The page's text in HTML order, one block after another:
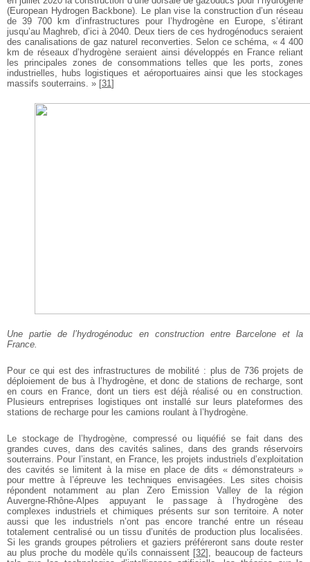
(European Hydrogen Backbone). Le plan vise la construction d’un réseau
de 39 700 km d’infrastructures pour l’hydrogène en Europe, s’étirant
jusqu’au Maghreb, d’ici à 2040. Deux tiers de ces hydrogénoducs seraient
des canalisations de gaz naturel reconverties. Selon ce schéma, « 4 400
km de réseaux d’hydrogène seraient ainsi développés en France reliant
les principales zones de consommations telles que les ports, zones
industrielles, hubs logistiques et aéroportuaires ainsi que les stockages
massifs souterrains. » [31]
Une partie de l’hydrogénoduc en construction entre Barcelone et la
France.
Pour ce qui est des infrastructures de mobilité : plus de 736 projets de
déploiement de bus à l’hydrogène, et donc de stations de recharge, sont
en cours en France, dont un tiers est déjà réalisé ou en construction.
Plusieurs entreprises logistiques ont installé sur leurs plateformes des
stations de recharge pour les camions roulant à l’hydrogène.
Le stockage de l’hydrogène, compressé ou liquéfié se fait dans des
grandes cuves, dans des cavités salines, dans des grands réservoirs
souterrains. Pour l’instant, en France, les projets industriels d’exploitation
des cavités se limitent à la mise en place de dits « démonstrateurs »
pour mettre à l’épreuve les techniques envisagées. Les sites choisis
répondent notamment au plan Zero Emission Valley de la région
Auvergne-Rhône-Alpes appuyant le passage à l’hydrogène des
complexes industriels et chimiques présents sur son territoire. A noter
aussi que les industriels n’ont pas encore tranché entre un réseau
totalement centralisé ou un tissu d’unités de production plus localisées.
Si les grands groupes pétroliers et gaziers préféreront sans doute rester
au plus proche du modèle qu’ils connaissent [32] , beaucoup de facteurs